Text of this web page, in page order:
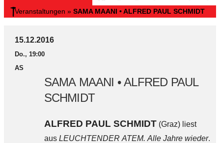
Veranstaltungen » SAMA MAANI • ALFRED PAUL SCHMIDT
15.12.2016
Do., 19:00
AS
SAMA MAANI • ALFRED PAUL
SCHMIDT
ALFRED PAUL SCHMIDT(Graz) liest
aus LEUCHTENDER ATEM. Alle Jahre wieder.